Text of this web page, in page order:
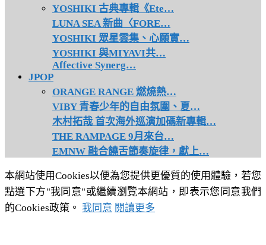
YOSHIKI 古典專輯《Ete…
LUNA SEA 新曲〈FORE…
YOSHIKI 眾星雲集、心願實…
YOSHIKI 與MIYAVI共…
Affective Synerg…
JPOP
ORANGE RANGE 燃燒熱…
VIBY 青春少年的自由氛圍、夏…
木村拓哉 首次海外巡演加碼新專輯…
THE RAMPAGE 9月來台…
EMNW 融合饒舌節奏旋律，獻上…
本網站使用Cookies以便為您提供更優質的使用體驗，若您
點選下方"我同意"或繼續瀏覽本網站，即表示您同意我們
的Cookies政策。 我同意 閱讀更多